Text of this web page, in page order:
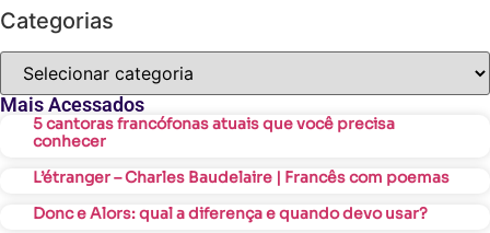
Categorias
Mais Acessados
5 cantoras francófonas atuais que você precisa
conhecer
L’étranger – Charles Baudelaire | Francês com poemas
Donc e Alors: qual a diferença e quando devo usar?